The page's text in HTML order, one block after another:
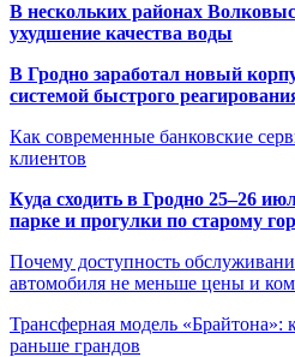
В нескольких районах
ухудшение качества воды
В Гродно заработал новый
системой быстрого
Как современные банковские
клиентов
Куда сходить в Гродно 25–26
парке и прогулки по старому
Почему доступность
автомобиля не меньше цены и
Трансферная модель «Брайтона»:
раньше грандов